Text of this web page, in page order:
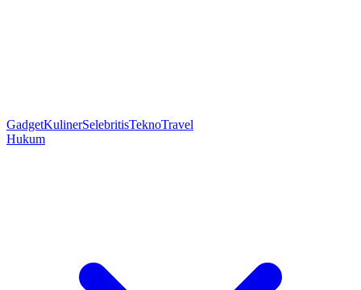
GadgetKulinerSelebritisTeknoTravel
Hukum